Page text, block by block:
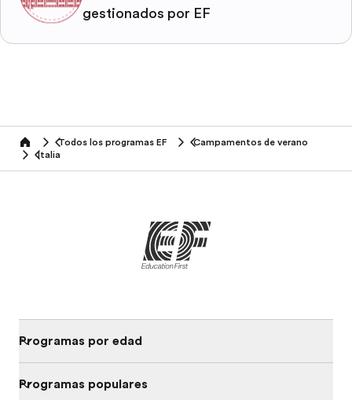
gestionados por EF
home Todos los programas EF
Campamentos de verano
Italia
Programas por edad
Programas populares